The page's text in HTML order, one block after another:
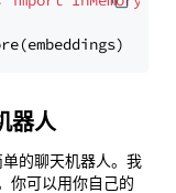
器人
的聊天机器人。我
你可以用你自己的